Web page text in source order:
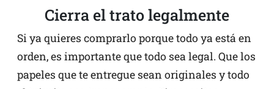
Cierra el trato legalmente
Si ya quieres comprarlo porque todo ya está en
orden, es importante que todo sea legal. Que los
papeles que te entregue sean originales y todo